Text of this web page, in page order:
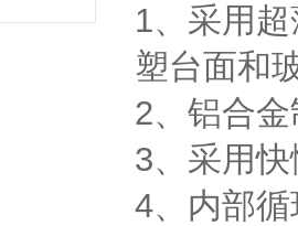
1、采用
塑台面和玻
2、铝合
3、采
4、内